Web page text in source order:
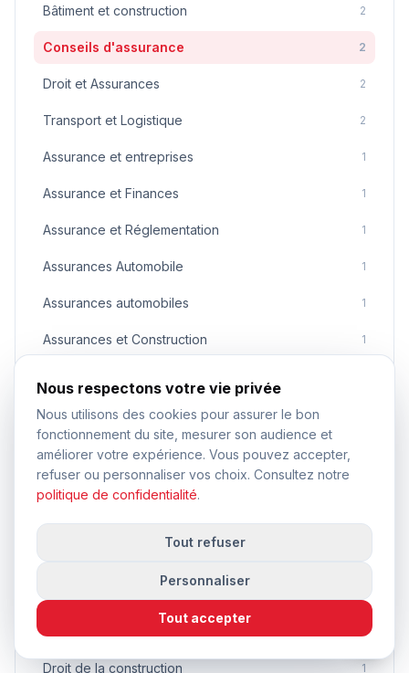
Bâtiment et construction 2
Conseils d'assurance 2
Droit et Assurances 2
Transport et Logistique 2
Assurance et entreprises 1
Assurance et Finances 1
Assurance et Réglementation 1
Assurances Automobile 1
Assurances automobiles 1
Assurances et Construction 1
Assurances pour Artisans
Assurances pour professionnels
Automobile et éducation
Construction 1
Droit de la construction 1
Nous respectons votre vie privée
Nous utilisons des cookies pour assurer le bon
fonctionnement du site, mesurer son audience et
améliorer votre expérience. Vous pouvez accepter,
refuser ou personnaliser vos choix. Consultez notre
politique de confidentialité.
Tout refuser
Personnaliser
Tout accepter